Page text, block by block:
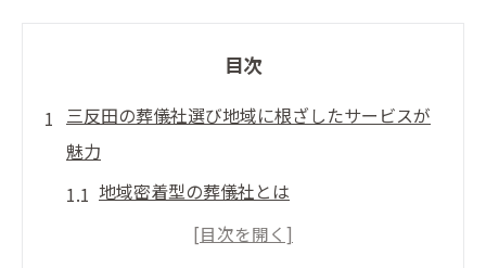
目次
三反田の葬儀社選び地域に根ざしたサービスが
魅力
地域密着型の葬儀社とは
三反田の葬儀社の特色